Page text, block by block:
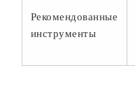
Рекомендованные
инструменты